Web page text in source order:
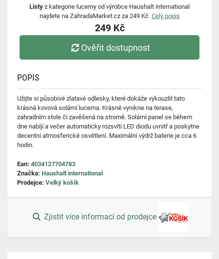
Listy z kategorie lucerny od výrobce Haushalt international
najdete na ZahradaMarket.cz za 249 Kč. Celý popis
249 Kč
Ověřit dostupnost
POPIS
Užijte si působivé zlatavé odlesky, které dokáže vykouzlit tato
krásná kovová solární lucerna. Krásně vynikne na terase,
zahradním stole či zavěšená na stromě. Solární panel se během
dne nabíjí a večer automaticky rozsvítí LED diodu uvnitř a poskytne
decentní atmosferické osvětlení. Maximální výdrž baterie je cca 6
hodin.
Ean: 4034127704783
Značka: Haushalt international
Prodejce: Velký košík
Zjistit více informací od prodejce